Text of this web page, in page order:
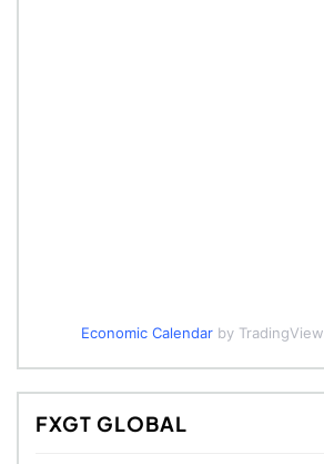
Economic Calendarby TradingView
FXGT GLOBAL